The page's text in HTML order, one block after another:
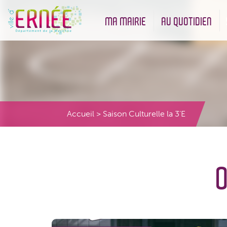
MA MAIRIE AU QUOTIDIEN
Accueil > Saison Culturelle la 3'E